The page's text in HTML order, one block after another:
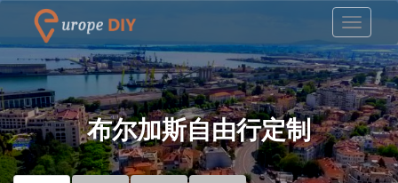
布尔加斯自由行定制